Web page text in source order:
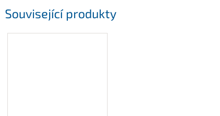
Související produkty